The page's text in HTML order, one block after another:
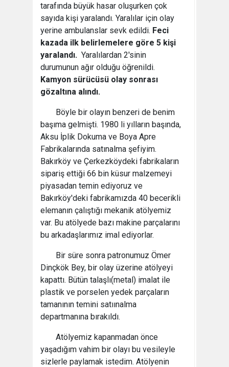
tarafında büyük hasar oluşurken çok
sayıda kişi yaralandı. Yaralılar için olay
yerine ambulanslar sevk edildi. Feci
kazada ilk belirlemelere göre 5 kişi
yaralandı. Yaralılardan 2'sinin
durumunun ağır olduğu öğrenildi.
Kamyon sürücüsü olay sonrası
gözaltına alındı.
Böyle bir olayın benzeri de benim
başıma gelmişti. 1980 li yılların başında,
Aksu İplik Dokuma ve Boya Apre
Fabrikalarında satınalma şefiyim.
Bakırköy ve Çerkezköydeki fabrikaların
sipariş ettiği 66 bin küsur malzemeyi
piyasadan temin ediyoruz ve
Bakırköy'deki fabrikamızda 40 becerikli
elemanın çalıştığı mekanik atölyemiz
var. Bu atölyede bazı makine parçalarını
bu arkadaşlarımız imal ediyorlar.
Bir süre sonra patronumuz Ömer
Dinçkök Bey, bir olay üzerine atölyeyi
kapattı. Bütün talaşlı(metal) imalat ile
plastik ve porselen yedek parçaların
tamanının temini satıınalma
departmanına bırakıldı.
Atölyemiz kapanmadan önce
yaşadığım vahim bir olayı bu vesileyle
sizlerle paylamak istedim. Atölyenin